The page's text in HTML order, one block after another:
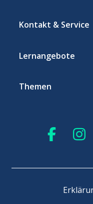
Kontakt & Service
Lernangebote
Themen